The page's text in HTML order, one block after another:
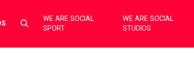
Select
toggle
WE ARE SOCIAL
SPORT
WE ARE SOCIAL
STUDIOS